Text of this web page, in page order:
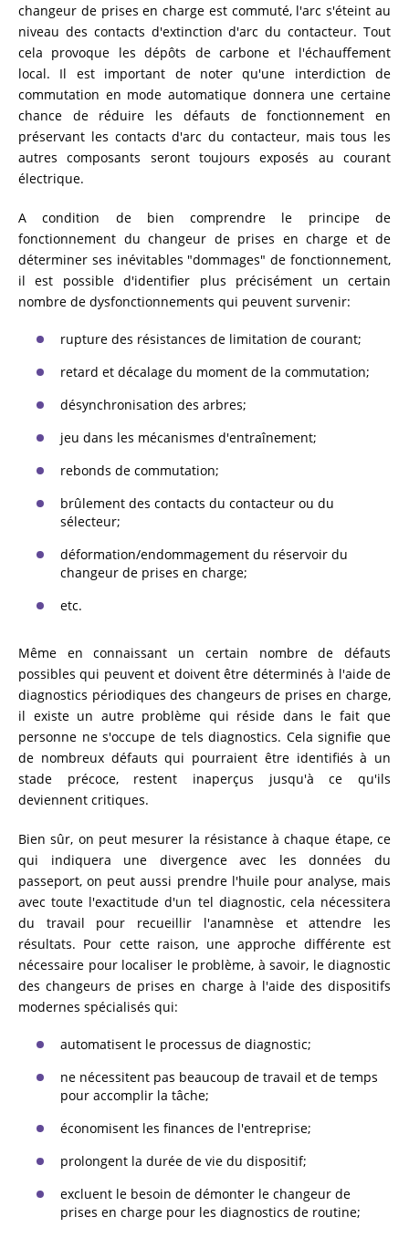
changeur de prises en charge est commuté, l'arc s'éteint au
niveau des contacts d'extinction d'arc du contacteur. Tout
cela provoque les dépôts de carbone et l'échauffement
local. Il est important de noter qu'une interdiction de
commutation en mode automatique donnera une certaine
chance de réduire les défauts de fonctionnement en
préservant les contacts d'arc du contacteur, mais tous les
autres composants seront toujours exposés au courant
électrique.
A condition de bien comprendre le principe de
fonctionnement du changeur de prises en charge et de
déterminer ses inévitables "dommages" de fonctionnement,
il est possible d'identifier plus précisément un certain
nombre de dysfonctionnements qui peuvent survenir:
rupture des résistances de limitation de courant;
retard et décalage du moment de la commutation;
désynchronisation des arbres;
jeu dans les mécanismes d'entraînement;
rebonds de commutation;
brûlement des contacts du contacteur ou du
sélecteur;
déformation/endommagement du réservoir du
changeur de prises en charge;
etc.
Même en connaissant un certain nombre de défauts
possibles qui peuvent et doivent être déterminés à l'aide de
diagnostics périodiques des changeurs de prises en charge,
il existe un autre problème qui réside dans le fait que
personne ne s'occupe de tels diagnostics. Cela signifie que
de nombreux défauts qui pourraient être identifiés à un
stade précoce, restent inaperçus jusqu'à ce qu'ils
deviennent critiques.
Bien sûr, on peut mesurer la résistance à chaque étape, ce
qui indiquera une divergence avec les données du
passeport, on peut aussi prendre l'huile pour analyse, mais
avec toute l'exactitude d'un tel diagnostic, cela nécessitera
du travail pour recueillir l'anamnèse et attendre les
résultats. Pour cette raison, une approche différente est
nécessaire pour localiser le problème, à savoir, le diagnostic
des changeurs de prises en charge à l'aide des dispositifs
modernes spécialisés qui:
automatisent le processus de diagnostic;
ne nécessitent pas beaucoup de travail et de temps
pour accomplir la tâche;
économisent les finances de l'entreprise;
prolongent la durée de vie du dispositif;
excluent le besoin de démonter le changeur de
prises en charge pour les diagnostics de routine;